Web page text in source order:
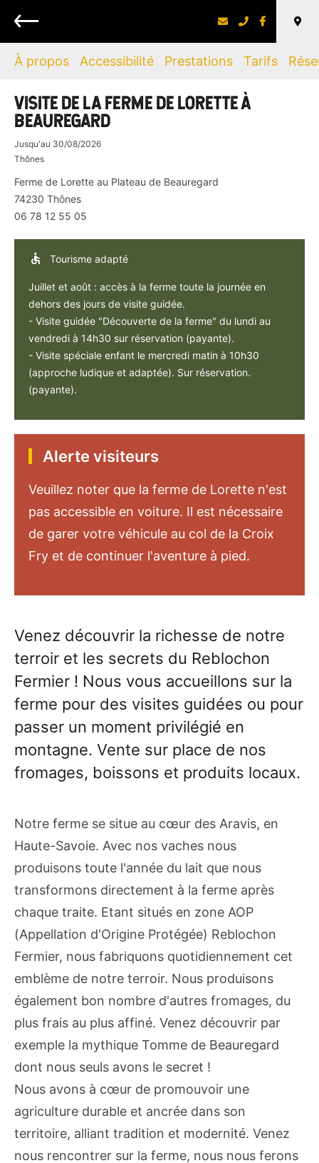
Retour
À propos Accessibilité Prestations Tarifs
VISITE DE LA FERME DE LORETTE À
BEAUREGARD
Jusqu'au 30/08/2026
Thônes
Ferme de Lorette au Plateau de Beauregard
74230 Thônes
06 78 12 55 05
Tourisme adapté
Juillet et août : accès à la ferme toute la journée en
dehors des jours de visite guidée.
- Visite guidée "Découverte de la ferme" du lundi au
vendredi à 14h30 sur réservation (payante).
- Visite spéciale enfant le mercredi matin à 10h30
(approche ludique et adaptée). Sur réservation.
(payante).
Alerte visiteurs
Veuillez noter que la ferme de Lorette n'est
pas accessible en voiture. Il est nécessaire
de garer votre véhicule au col de la Croix
Fry et de continuer l'aventure à pied.
Venez découvrir la richesse de notre
terroir et les secrets du Reblochon
Fermier ! Nous vous accueillons sur la
ferme pour des visites guidées ou pour
passer un moment privilégié en
montagne. Vente sur place de nos
fromages, boissons et produits locaux.
Notre ferme se situe au cœur des Aravis, en
Haute-Savoie. Avec nos vaches nous
produisons toute l'année du lait que nous
transformons directement à la ferme après
chaque traite. Etant situés en zone AOP
(Appellation d'Origine Protégée) Reblochon
Fermier, nous fabriquons quotidiennement cet
emblème de notre terroir. Nous produisons
également bon nombre d'autres fromages, du
plus frais au plus affiné. Venez découvrir par
exemple la mythique Tomme de Beauregard
dont nous seuls avons le secret !
Nous avons à cœur de promouvoir une
agriculture durable et ancrée dans son
territoire, alliant tradition et modernité. Venez
nous rencontrer sur la ferme, nous nous ferons